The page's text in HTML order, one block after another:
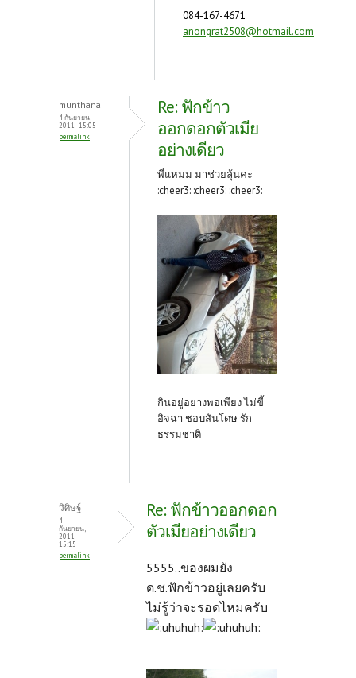
084-167-4671
anongrat2508@hotmail.com
munthana
4 กันยายน,
2011 - 15:05
permalink
Re: ฟักข้าว
ออกดอกตัวเมีย
อย่างเดียว
พี่แหม่ม มาช่วยลุ้นคะ
:cheer3: :cheer3: :cheer3:
กินอยู่อย่างพอเพียง ไม่ขี้
อิจฉา ชอบสันโดษ รัก
ธรรมชาติ
วิศิษฐ์
4
กันยายน,
2011 -
15:15
permalink
Re: ฟักข้าวออกดอก
ตัวเมียอย่างเดียว
5555..ของผมยัง
ด.ช.ฟักข้าวอยู่เลยครับ
ไม่รู้ว่าจะรอดไหมครับ